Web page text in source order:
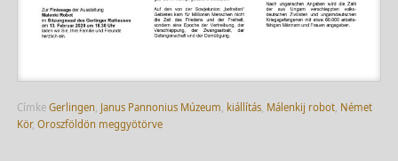
Címke Gerlingen Janus Pannonius Múzeum kiállítás, Málenkij robot, Német
Kör, Oroszföldön meggyötörve